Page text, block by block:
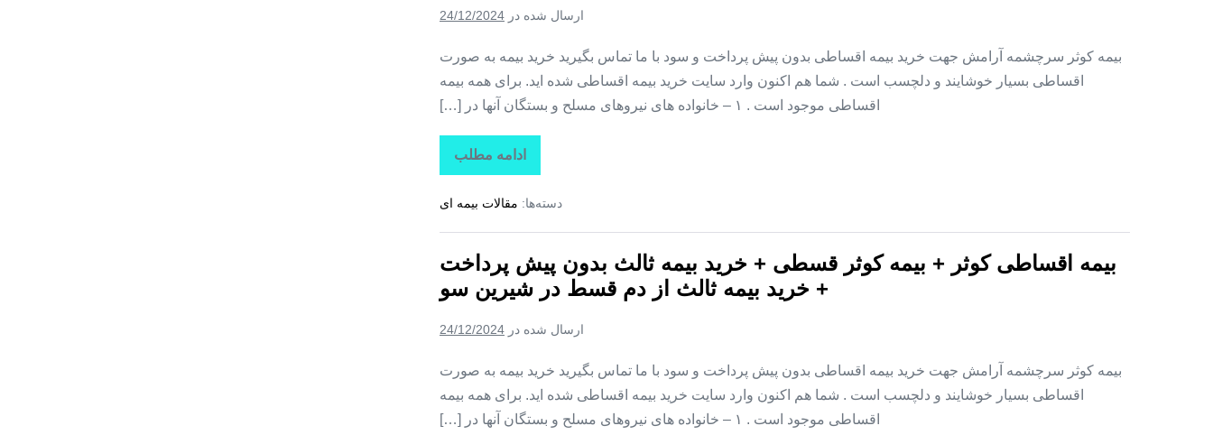
پیش
خرید
بیمه
از
قسط
در
گل
تپه
ارسال شده در 24/12/2024
بیمه کوثر سرچشمه آرامش جهت خرید بیمه اقساطی بدون پیش پرداخت و سود با ما تماس بگیرید خرید بیمه به صورت
اقساطی بسیار خوشایند و دلچسب است . شما هم اکنون وارد سایت خرید بیمه اقساطی شده اید. برای همه بیمه
اقساطی موجود است . ۱ – خانواده های نیروهای مسلح و بستگان آنها در […]
ادامه مطلب
بیمه
اقساطی
+
کوثر
+
خرید
بیمه
ثالث
پیش
خرید
بیمه
از
دسته‌ها: مقالات بیمه ای
بیمه اقساطی کوثر + بیمه کوثر قسطی + خرید بیمه ثالث بدون پیش پرداخت
+ خرید بیمه ثالث از دم قسط در شیرین سو
ارسال شده در 24/12/2024
بیمه کوثر سرچشمه آرامش جهت خرید بیمه اقساطی بدون پیش پرداخت و سود با ما تماس بگیرید خرید بیمه به صورت
اقساطی بسیار خوشایند و دلچسب است . شما هم اکنون وارد سایت خرید بیمه اقساطی شده اید. برای همه بیمه
اقساطی موجود است . ۱ – خانواده های نیروهای مسلح و بستگان آنها در […]